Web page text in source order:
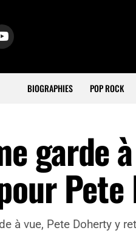
BIOGRAPHIES POP ROCK
garde
à vue, Pete Doherty y